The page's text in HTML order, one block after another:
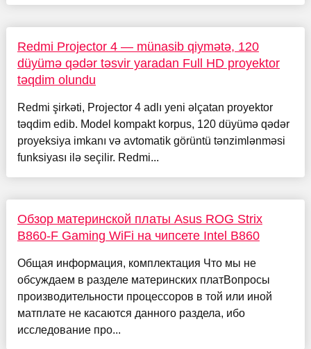
Redmi Projector 4 — münasib qiymətə, 120
düyümə qədər təsvir yaradan Full HD proyektor
təqdim olundu
Redmi şirkəti, Projector 4 adlı yeni əlçatan proyektor
təqdim edib. Model kompakt korpus, 120 düyümə qədər
proyeksiya imkanı və avtomatik görüntü tənzimlənməsi
funksiyası ilə seçilir. Redmi...
Обзор материнской платы Asus ROG Strix
B860-F Gaming WiFi на чипсете Intel B860
Общая информация, комплектация Что мы не
обсуждаем в разделе материнских платВопросы
производительности процессоров в той или иной
матплате не касаются данного раздела, ибо
исследование про...